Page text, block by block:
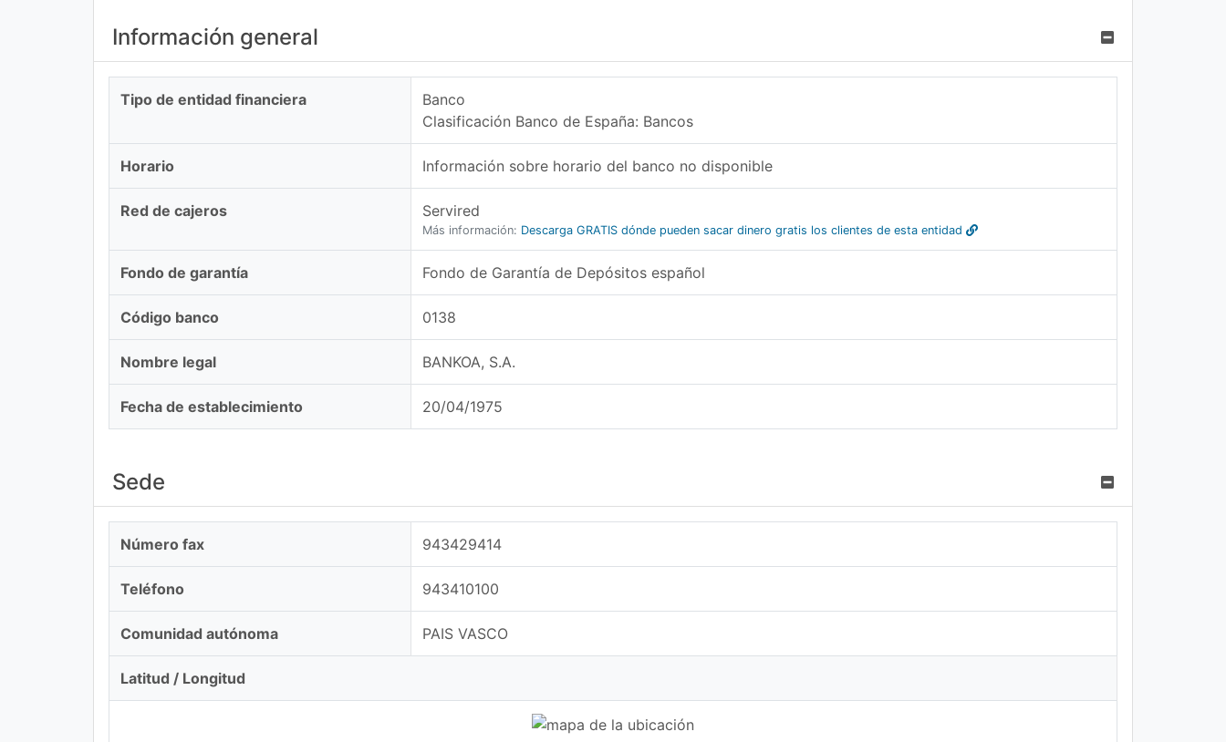
Información general
Tipo de entidad financiera
Banco
Clasificación Banco de España: Bancos
Horario Información sobre horario del banco no disponible
Red de cajeros Servired
Más información: Descarga GRATIS dónde pueden sacar dinero gratis los clientes de esta entidad
Fondo de garantía Fondo de Garantía de Depósitos español
Código banco 0138
Nombre legal BANKOA, S.A.
Fecha de establecimiento 20/04/1975
Sede
Número fax 943429414
Teléfono 943410100
Comunidad autónoma PAIS VASCO
Latitud / Longitud